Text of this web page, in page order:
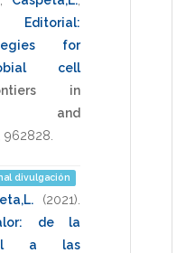
Editorial:
for
cell
in
and
962828
divulgación
(2021)
de la
a las